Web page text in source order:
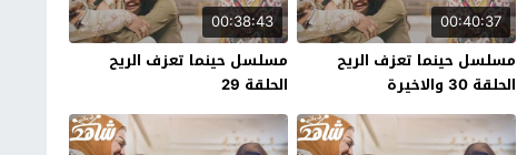
00:40:37
مسلسل حينما تعزف الريح
الحلقة 30 والاخيرة
00:38:43
مسلسل حينما تعزف الريح
الحلقة 29